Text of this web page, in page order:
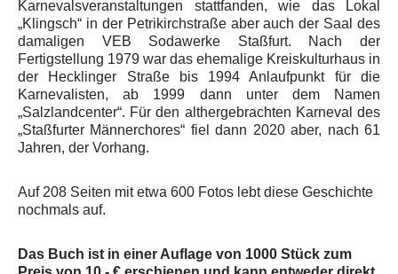
Karnevalsveranstaltungen stattfanden, wie das Lokal
„Klingsch“ in der Petrikirchstraße aber auch der Saal des
damaligen VEB Sodawerke Staßfurt. Nach der
Fertigstellung 1979 war das ehemalige Kreiskulturhaus in
der Hecklinger Straße bis 1994 Anlaufpunkt für die
Karnevalisten, ab 1999 dann unter dem Namen
„Salzlandcenter“. Für den althergebrachten Karneval des
„Staßfurter Männerchores“ fiel dann 2020 aber, nach 61
Jahren, der Vorhang.
Auf 208 Seiten mit etwa 600 Fotos lebt diese Geschichte
nochmals auf.
Das Buch ist in einer Auflage von 1000 Stück zum